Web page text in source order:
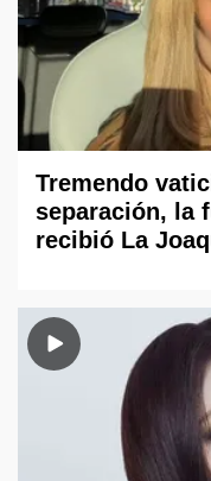
Tremendo
separación, la
recibió La